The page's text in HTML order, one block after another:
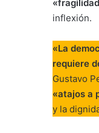
inflexión.
«La
requiere
Gustavo
«atajos a
y la